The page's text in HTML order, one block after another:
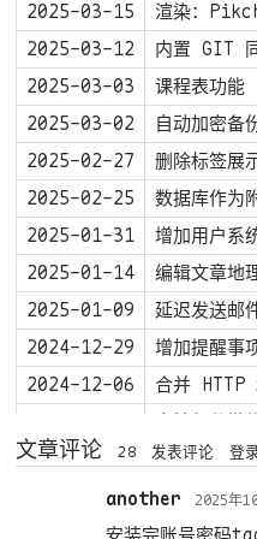
2025-03-15
渲染：
2025-03-12
内置 GIT
2025-03-03
课程表功能
2025-03-02
自动加密
2025-02-27
删除标签展
2025-02-25
数据库作为
2025-01-31
增加用户系
2025-01-14
编辑文章地
2025-01-09
延迟发送邮
2024-12-29
增加提醒事
2024-12-06
合并 HTTP
2024-07-06
重写
2024-07-03
图片元数据
文章评论 28 发表评论 登
another 2025年